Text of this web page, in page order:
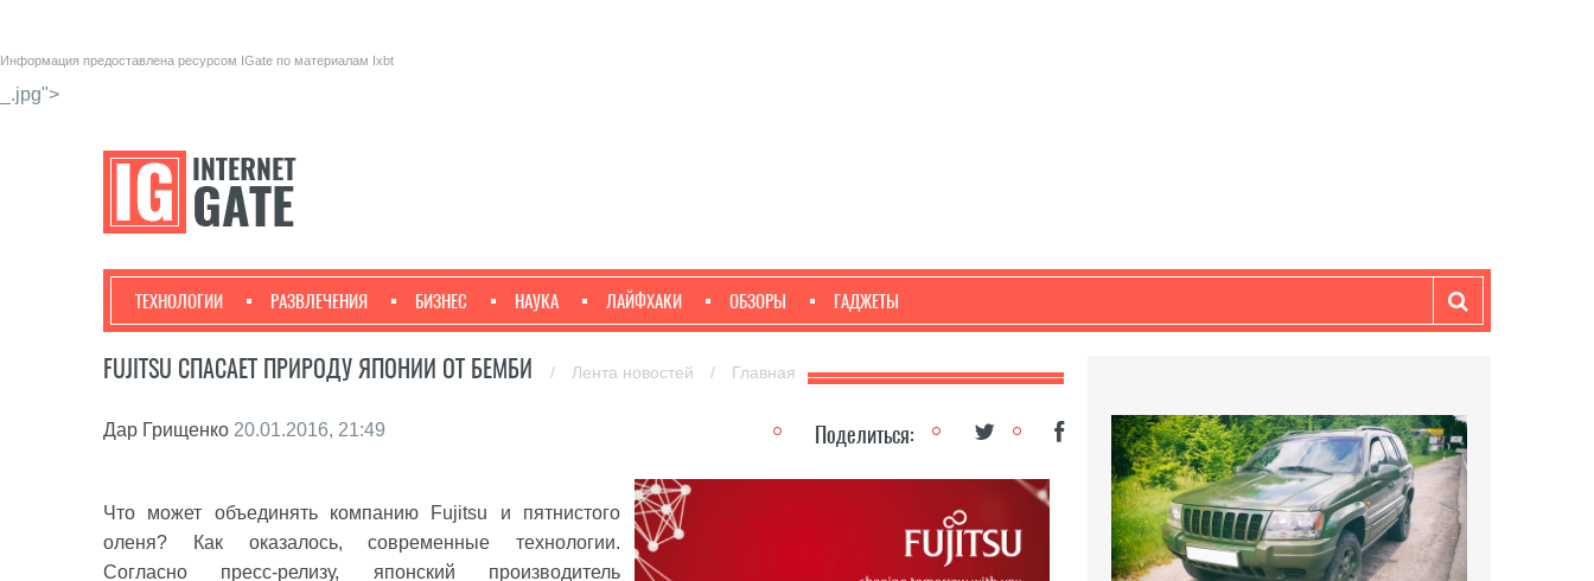
Информация предоставлена ресурсом IGate по материалам Ixbt
_.jpg">
ТЕХНОЛОГИИ РАЗВЛЕЧЕНИЯ БИЗНЕС НАУКА ЛАЙФХАКИ ОБЗОРЫ ГАДЖЕТЫ
FUJITSU СПАСАЕТ ПРИРОДУ ЯПОНИИ ОТ БЕМБИ / Лента новостей / Главная
Дар Грищенко 20.01.2016, 21:49 Поделиться:
Что может объединять компанию Fujitsu и пятнистого
оленя? Как оказалось, современные технологии.
Согласно пресс-релизу, японский производитель